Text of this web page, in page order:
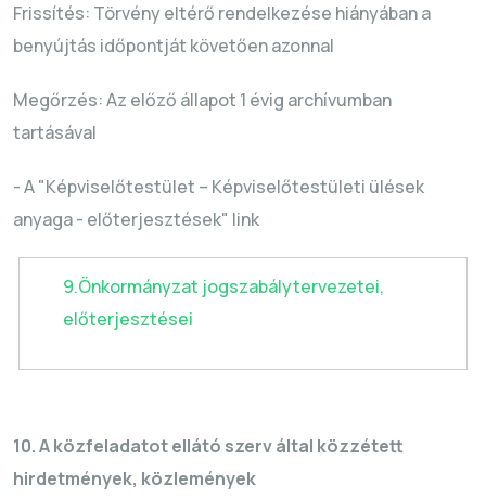
Frissítés: Törvény eltérő rendelkezése hiányában a
benyújtás időpontját követően azonnal
Megőrzés: Az előző állapot 1 évig archívumban
tartásával
- A "Képviselőtestület – Képviselőtestületi ülések
anyaga - előterjesztések" link
9.Önkormányzat jogszabálytervezetei,
előterjesztései
10. A közfeladatot ellátó szerv által közzétett
hirdetmények, közlemények